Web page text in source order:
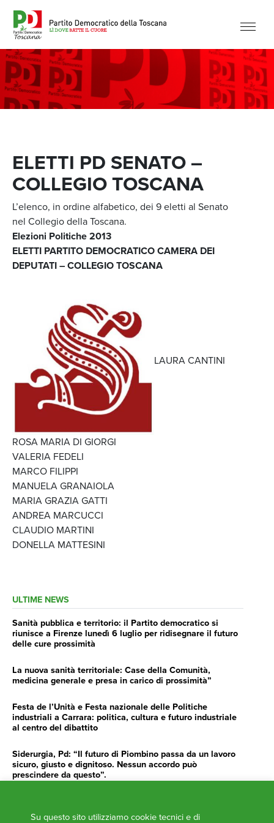
ELETTI PD SENATO –
COLLEGIO TOSCANA
L’elenco, in ordine alfabetico, dei 9 eletti al Senato
nel Collegio della Toscana.
Elezioni Politiche 2013
ELETTI PARTITO DEMOCRATICO CAMERA DEI
DEPUTATI – COLLEGIO TOSCANA
LAURA CANTINI
ROSA MARIA DI GIORGI
VALERIA FEDELI
MARCO FILIPPI
MANUELA GRANAIOLA
MARIA GRAZIA GATTI
ANDREA MARCUCCI
CLAUDIO MARTINI
DONELLA MATTESINI
ULTIME NEWS
Sanità pubblica e territorio: il Partito democratico si
riunisce a Firenze lunedì 6 luglio per ridisegnare il futuro
delle cure prossimità
La nuova sanità territoriale: Case della Comunità,
medicina generale e presa in carico di prossimità”
Festa de l’Unità e Festa nazionale delle Politiche
industriali a Carrara: politica, cultura e futuro industriale
al centro del dibattito
Siderurgia, Pd: “Il futuro di Piombino passa da un lavoro
sicuro, giusto e dignitoso. Nessun accordo può
prescindere da questo”.
impegno e determinazione delle istituzioni”
Su questo sito utilizziamo cookie tecnici e di